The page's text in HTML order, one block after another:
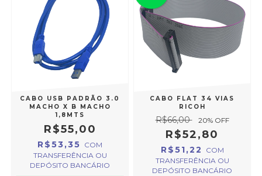
CABO USB PADRÃO 3.0
MACHO X B MACHO
1,8MTS
R$55,00
R$53,35 COM
TRANSFERÊNCIA OU
DEPÓSITO BANCÁRIO
CABO FLAT 34 VIAS
RICOH
R$66,00 20% OFF
R$52,80
R$51,22
COM
TRANSFERÊNCIA OU
DEPÓSITO BANCÁRIO